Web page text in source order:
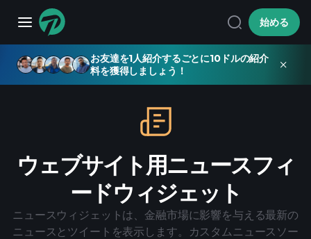
始める
お友達を1人紹介するごとに10ドルの紹介
料を獲得しましょう！
ウェブサイト用ニュースフィ
ードウィジェット
ニュースウィジェットは、金融市場に影響を与える最新の
ニュースとツイートを表示します。カスタムニュースソー